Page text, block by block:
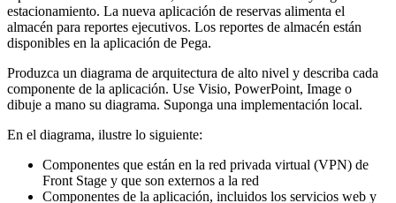
estacionamiento. La nueva aplicación de reservas alimenta el
almacén para reportes ejecutivos. Los reportes de almacén están
disponibles en la aplicación de Pega.
Produzca un diagrama de arquitectura de alto nivel y describa cada
componente de la aplicación. Use Visio, PowerPoint, Image o
dibuje a mano su diagrama. Suponga una implementación local.
En el diagrama, ilustre lo siguiente:
Componentes que están en la red privada virtual (VPN) de
Front Stage y que son externos a la red
Componentes de la aplicación, incluidos los servicios web y